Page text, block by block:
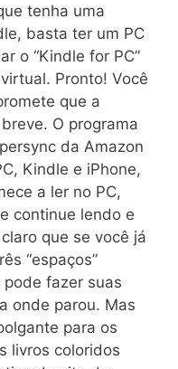
tenha uma
basta ter um PC
o “Kindle for PC”
Pronto! Você
que a
O programa
da Amazon
Kindle e iPhone,
a ler no PC,
continue lendo e
que se você já
“espaços”
fazer suas
onde parou. Mas
para os
livros coloridos